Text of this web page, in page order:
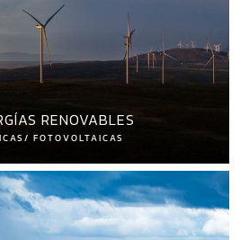
RENOVABLES
FOTOVOLTAICAS